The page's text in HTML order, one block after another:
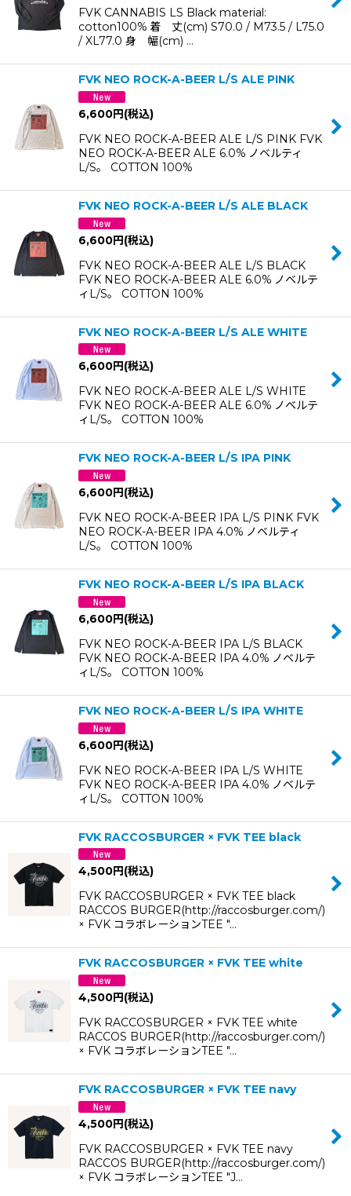
FVK CANNABIS LS Black material:
cotton100% 着 丈(cm) S70.0 / M73.5 / L75.0
/ XL77.0 身 幅(cm) …
FVK NEO ROCK-A-BEER L/S ALE PINK
6,600円(税込)
FVK NEO ROCK-A-BEER ALE L/S PINK FVK
NEO ROCK-A-BEER ALE 6.0% ノベルティ
L/S。 COTTON 100%
FVK NEO ROCK-A-BEER L/S ALE BLACK
6,600円(税込)
FVK NEO ROCK-A-BEER ALE L/S BLACK
FVK NEO ROCK-A-BEER ALE 6.0% ノベルテ
ィL/S。 COTTON 100%
FVK NEO ROCK-A-BEER L/S ALE WHITE
6,600円(税込)
FVK NEO ROCK-A-BEER ALE L/S WHITE
FVK NEO ROCK-A-BEER ALE 6.0% ノベルテ
ィL/S。 COTTON 100%
FVK NEO ROCK-A-BEER L/S IPA PINK
6,600円(税込)
FVK NEO ROCK-A-BEER IPA L/S PINK FVK
NEO ROCK-A-BEER IPA 4.0% ノベルティ
L/S。 COTTON 100%
FVK NEO ROCK-A-BEER L/S IPA BLACK
6,600円(税込)
FVK NEO ROCK-A-BEER IPA L/S BLACK
FVK NEO ROCK-A-BEER IPA 4.0% ノベルテ
ィL/S。 COTTON 100%
FVK NEO ROCK-A-BEER L/S IPA WHITE
6,600円(税込)
FVK NEO ROCK-A-BEER IPA L/S WHITE
FVK NEO ROCK-A-BEER IPA 4.0% ノベルテ
ィL/S。 COTTON 100%
FVK RACCOSBURGER × FVK TEE black
4,500円(税込)
FVK RACCOSBURGER × FVK TEE black
RACCOS BURGER(http://raccosburger.com/)
× FVK コラボレーションTEE "…
FVK RACCOSBURGER × FVK TEE white
4,500円(税込)
FVK RACCOSBURGER × FVK TEE white
RACCOS BURGER(http://raccosburger.com/)
× FVK コラボレーションTEE "…
FVK RACCOSBURGER × FVK TEE navy
4,500円(税込)
FVK RACCOSBURGER × FVK TEE navy
RACCOS BURGER(http://raccosburger.com/)
× FVK コラボレーションTEE "J…